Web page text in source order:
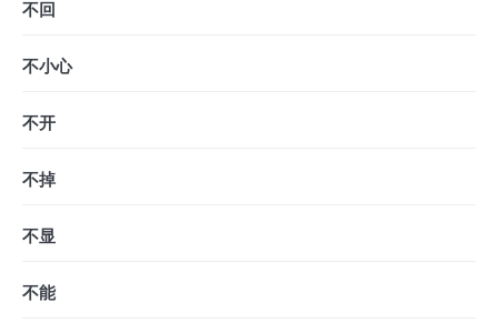
不回
不小心
不开
不掉
不显
不能